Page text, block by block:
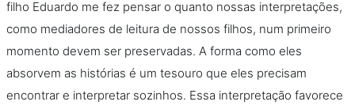
filho Eduardo me fez pensar o quanto nossas interpretações,
como mediadores de leitura de nossos filhos, num primeiro
momento devem ser preservadas. A forma como eles
absorvem as histórias é um tesouro que eles precisam
encontrar e interpretar sozinhos. Essa interpretação favorece